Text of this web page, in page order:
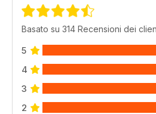
Basato su 314 Recensioni dei
5
4
3
2